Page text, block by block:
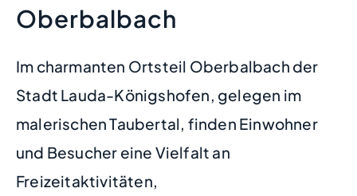
Oberbalbach
Im charmanten Ortsteil Oberbalbach der
Stadt Lauda-Königshofen, gelegen im
malerischen Taubertal, finden Einwohner
und Besucher eine Vielfalt an
Freizeitaktivitäten,